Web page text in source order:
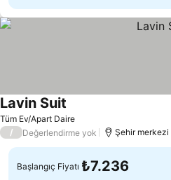
Tüm Ev/Apart Daire
Lavin Suit
/ Değerlendirme yok Şehir merkezi
Başlangıç Fiyatı ₺7.236